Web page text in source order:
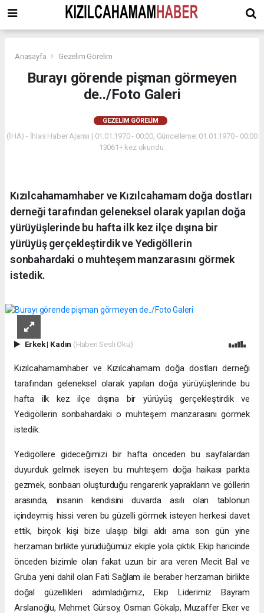
Anasayfa Gezelim Görelim
Burayı görende pişman görmeyen
de../Foto Galeri
GEZELIM GÖRELIM
(İHA) - İhlas Haber Ajansı | 01.01.1970 - 00:00, Güncelleme: 01.01.1970 - 00:00
13061+ kez okundu.
Kızılcahamamhaber ve Kızılcahamam doğa dostları
derneği tarafından geleneksel olarak yapılan doğa
yürüyüşlerinde bu hafta ilk kez ilçe dışına bir
yürüyüş gerçekleştirdik ve Yedigöllerin
sonbahardaki o muhteşem manzarasını görmek
istedik.
Erkek| Kadın (Haberi Sesli Oku)
Kızılcahamamhaber ve Kızılcahamam doğa dostları derneği
tarafından geleneksel olarak yapılan doğa yürüyüşlerinde bu
hafta ilk kez ilçe dışına bir yürüyüş gerçekleştirdik ve
Yedigöllerin sonbahardaki o muhteşem manzarasını görmek
istedik.
Yedigöllere gideceğimizi bir hafta önceden bu sayfalardan
duyurduk gelmek iseyen bu muhteşem doğa haikası parkta
gezmek, sonbaarı oluşturduğu rengarenk yaprakların ve göllerin
arasında, insanın kendisini duvarda asılı olan tablonun
içindeymiş hissi veren bu güzelli görmek isteyen herkesi davet
ettik, birçok kişi bize ulaşıp bilgi aldı ama son gün yine
herzaman birlikte yürüdüğümüz ekiple yola çıktık. Ekip haricinde
önceden bizimle olan fakat uzun bir ara veren Mecit Bal ve
Gruba yeni dahil olan Fati Sağlam ile beraber herzaman birlikte
doğal güzellikleri adımladığımız, Ekip Liderimiz Bayram
Arslanoğlu, Mehmet Gürsoy, Osman Gökalp, Muzaffer Eker ve